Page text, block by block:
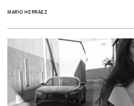
MARIO HERRÁEZ